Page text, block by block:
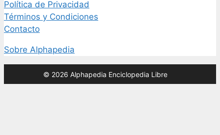
Política de Privacidad
Términos y Condiciones
Contacto
Sobre Alphapedia